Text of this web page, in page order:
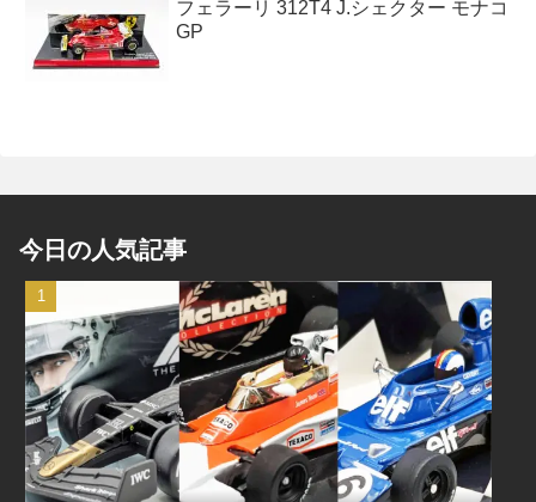
フェラーリ 312T4 J.シェクター モナコ
GP
今日の人気記事